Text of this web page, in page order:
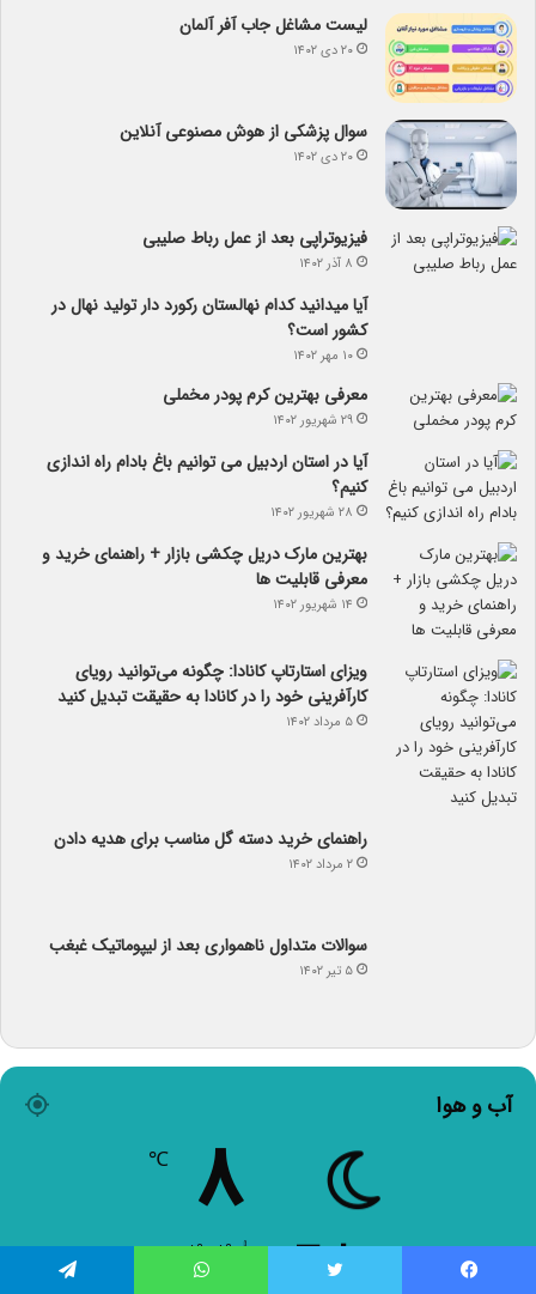
لیست مشاغل جاب آفر آلمان
۲۰ دی ۱۴۰۲
سوال پزشکی از هوش مصنوعی آنلاین
۲۰ دی ۱۴۰۲
فیزیوتراپی بعد از عمل رباط صلیبی
۸ آذر ۱۴۰۲
آیا می­دانید کدام نهالستان رکورد دار تولید نهال­ در
کشور است؟
۱۰ مهر ۱۴۰۲
معرفی بهترین کرم پودر مخملی
۲۹ شهریور ۱۴۰۲
آیا در استان اردبیل می توانیم باغ بادام راه اندازی
کنیم؟
۲۸ شهریور ۱۴۰۲
بهترین مارک دریل چکشی بازار + راهنمای خرید و
معرفی قابلیت ها
۱۴ شهریور ۱۴۰۲
ویزای استارتاپ کانادا: چگونه می‌توانید رویای
کارآفرینی خود را در کانادا به حقیقت تبدیل کنید
۵ مرداد ۱۴۰۲
راهنمای خرید دسته گل مناسب برای هدیه دادن
۲ مرداد ۱۴۰۲
سوالات متداول ناهمواری بعد از لیپوماتیک غبغب
۵ تیر ۱۴۰۲
آب و هوا
Tehran
آسمان صاف
۸
۵۷%
۶.۱۷ کیلومتر/ساعت